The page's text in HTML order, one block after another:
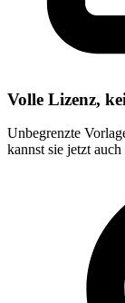
Volle Lizenz,
Unbegrenzte
kannst sie jetzt